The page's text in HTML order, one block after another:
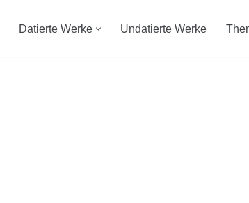
Datierte Werke Undatierte Werke